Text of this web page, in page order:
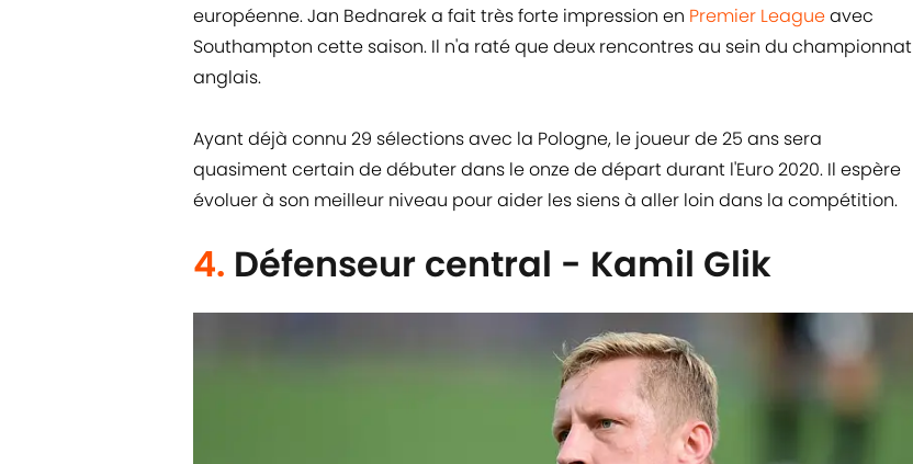
européenne. Jan Bednarek a fait très forte impression en Premier Leagueavec
Southampton cette saison. Il n'a raté que deux rencontres au sein du championnat
anglais.
Ayant déjà connu 29 sélections avec la Pologne, le joueur de 25 ans sera
quasiment certain de débuter dans le onze de départ durant l'Euro 2020. Il espère
évoluer à son meilleur niveau pour aider les siens à aller loin dans la compétition.
4. Défenseur central - Kamil Glik